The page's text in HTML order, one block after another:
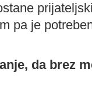
pa je
da brez